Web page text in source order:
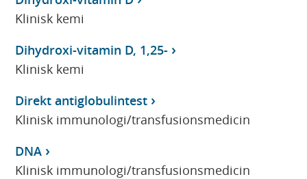
Klinisk kemi
Dihydroxi-vitamin D, 1,25-
Klinisk kemi
Direkt antiglobulintest
Klinisk immunologi/transfusionsmedicin
DNA
Klinisk immunologi/transfusionsmedicin